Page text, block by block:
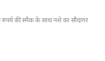
रुपये की स्मैक के साथ नशे का सौदागर